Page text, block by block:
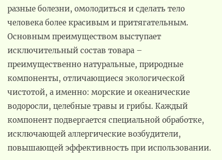
разные болезни, омолодиться и сделать тело
человека более красивым и притягательным.
Основным преимуществом выступает
исключительный состав товара –
преимущественно натуральные, природные
компоненты, отличающиеся экологической
чистотой, а именно: морские и океанические
водоросли, целебные травы и грибы. Каждый
компонент подвергается специальной обработке,
исключающей аллергические возбудители,
повышающей эффективность при использовании.